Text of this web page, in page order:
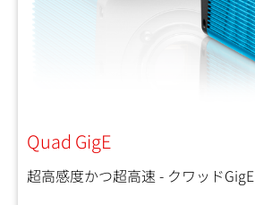
Quad GigE
超高感度かつ超高速 - クワッドGigE